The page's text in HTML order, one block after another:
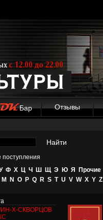
Бар Отзывы
Найти
поступления
Ф Х Ц Ч Ш Щ Э Ю Я
Прочие
M N O P Q R S T U V W X Y Z
Х-СКВОРЦОВ